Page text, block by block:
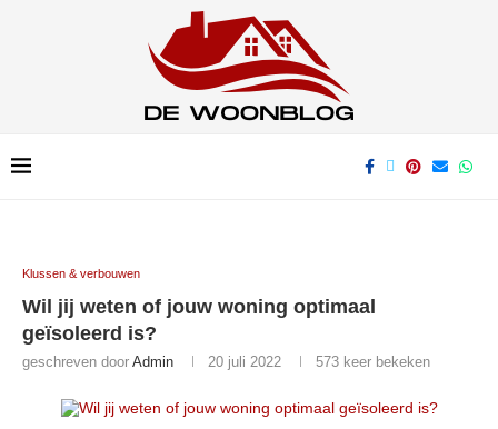
Klussen & verbouwen
Wil jij weten of jouw woning optimaal
geïsoleerd is?
geschreven door Admin 20 juli 2022 573 keer bekeken